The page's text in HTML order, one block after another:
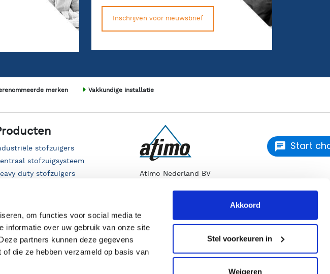
Start
om functies voor social media te
informatie over uw gebruik van onze site
partners kunnen deze gegevens
die ze hebben verzameld op basis van
Akkoord
Stel voorkeuren in
Weigeren
Inschrijven voor nieuwsbrief
merken Vakkundige installatie
stofzuigers
stofzuigsysteem
duty stofzuigers
& cyclonen
& filters
& hogedrukreinigers
Atimo Nederland BV
1749 DM Warmenhuizen
T
Einfo@atimo-nederland.nl